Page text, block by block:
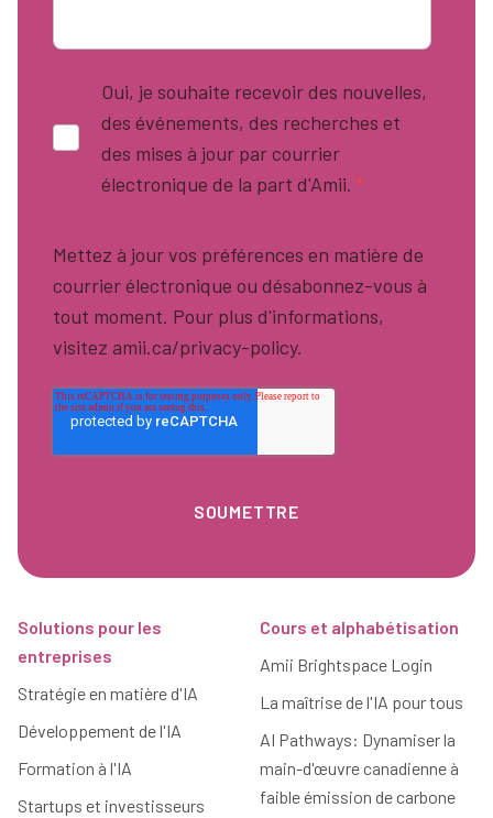
Oui, je souhaite recevoir des nouvelles,
des événements, des recherches et
des mises à jour par courrier
électronique de la part d'Amii. *
Mettez à jour vos préférences en matière de
courrier électronique ou désabonnez-vous à
tout moment. Pour plus d'informations,
visitez amii.ca/privacy-policy.
Solutions pour les
entreprises
Stratégie en matière d'IA
Développement de l'IA
Formation à l'IA
Startups et investisseurs
Cours et alphabétisation
Amii Brightspace Login
La maîtrise de l'IA pour tous
AI Pathways: Dynamiser la
main-d'œuvre canadienne à
faible émission de carbone